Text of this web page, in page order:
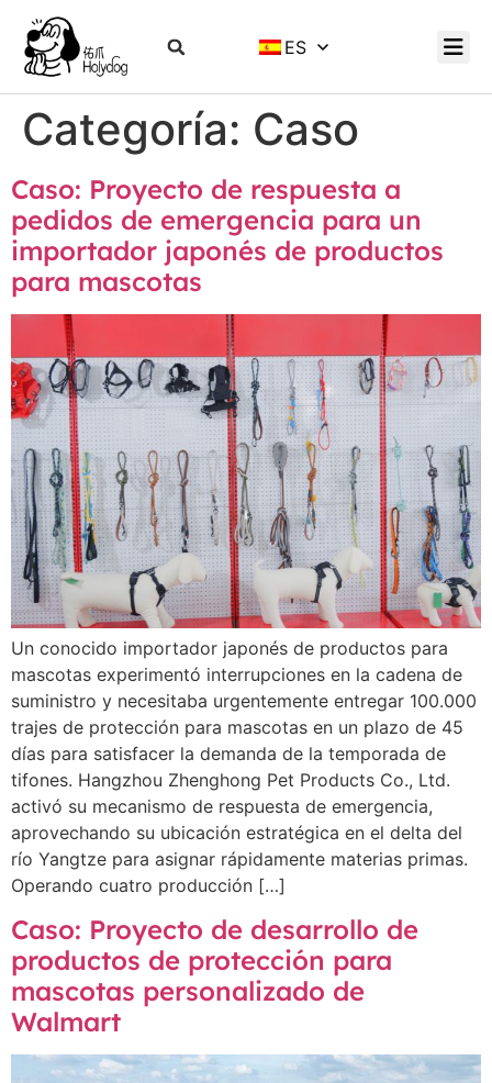
ES
Categoría: Caso
Caso: Proyecto de respuesta a
pedidos de emergencia para un
importador japonés de productos
para mascotas
Un conocido importador japonés de productos para
mascotas experimentó interrupciones en la cadena de
suministro y necesitaba urgentemente entregar 100.000
trajes de protección para mascotas en un plazo de 45
días para satisfacer la demanda de la temporada de
tifones. Hangzhou Zhenghong Pet Products Co., Ltd.
activó su mecanismo de respuesta de emergencia,
aprovechando su ubicación estratégica en el delta del
río Yangtze para asignar rápidamente materias primas.
Operando cuatro producción […]
Caso: Proyecto de desarrollo de
productos de protección para
mascotas personalizado de
Walmart